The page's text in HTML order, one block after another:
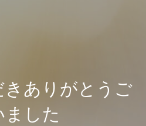
ありがとうご
ました